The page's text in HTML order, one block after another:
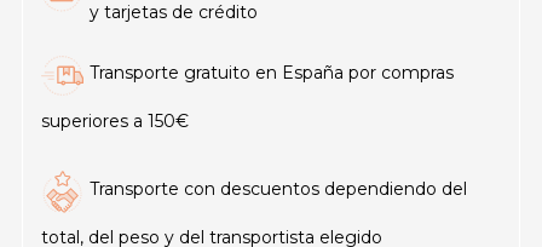
y tarjetas de crédito
Transporte gratuito en España por compras
superiores a 150€
Transporte con descuentos dependiendo del
total, del peso y del transportista elegido